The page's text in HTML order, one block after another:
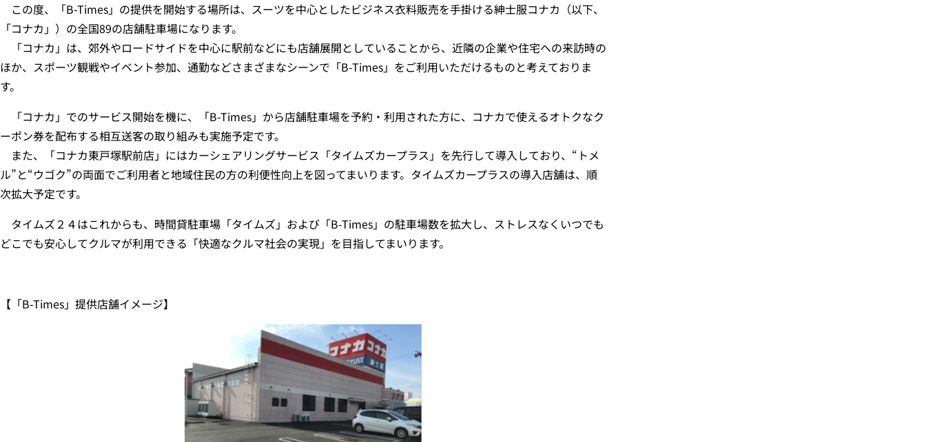
この度、「B-Times」の提供を開始する場所は、スーツを中心としたビジネス衣料販売を手掛ける紳士服コナカ（以下、
「コナカ」）の全国89の店舗駐車場になります。
「コナカ」は、郊外やロードサイドを中心に駅前などにも店舗展開としていることから、近隣の企業や住宅への来訪時の
ほか、スポーツ観戦やイベント参加、通勤などさまざまなシーンで「B-Times」をご利用いただけるものと考えておりま
す。
「コナカ」でのサービス開始を機に、「B-Times」から店舗駐車場を予約・利用された方に、コナカで使えるオトクなク
ーポン券を配布する相互送客の取り組みも実施予定です。
また、「コナカ東戸塚駅前店」にはカーシェアリングサービス「タイムズカープラス」を先行して導入しており、“トメ
ル”と“ウゴク”の両面でご利用者と地域住民の方の利便性向上を図ってまいります。タイムズカープラスの導入店舗は、順
次拡大予定です。
タイムズ２４はこれからも、時間貸駐車場「タイムズ」および「B-Times」の駐車場数を拡大し、ストレスなくいつでも
どこでも安心してクルマが利用できる「快適なクルマ社会の実現」を目指してまいります。
【「B-Times」提供店舗イメージ】